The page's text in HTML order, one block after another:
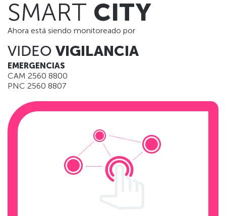
SMART CITY
Ahora está siendo monitoreado por
VIDEO VIGILANCIA
EMERGENCIAS
CAM 2560 8800
PNC 2560 8807